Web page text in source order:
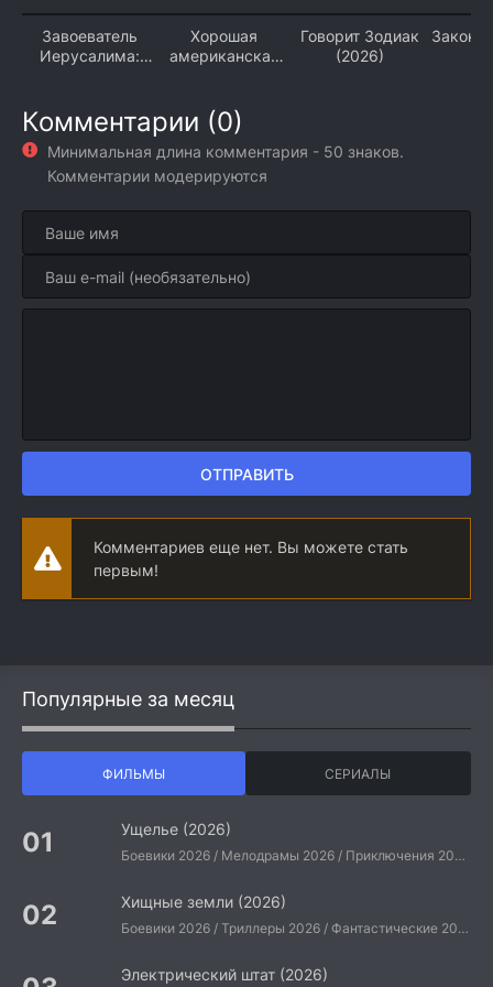
Завоеватель
Иерусалима:
Хорошая
американская
Говорит Зодиак
(2026)
Закон
Комментарии (0)
Минимальная длина комментария - 50 знаков.
Комментарии модерируются
ОТПРАВИТЬ
Комментариев еще нет. Вы можете стать
первым!
Популярные за месяц
ФИЛЬМЫ СЕРИАЛЫ
Ущелье (2026)
Боевики 2026 / Мелодрамы 2026 / Приключения 2026 / Ужасы 2026 / Фантастические 2026 / Зарубежные фильмы 2026 / Американские фильмы / Фильмы 2026
Хищные земли (2026)
Боевики 2026 / Триллеры 2026 / Фантастические 2026 / Зарубежные фильмы 2026 / Американские фильмы / Фильмы 2026
Электрический штат (2026)